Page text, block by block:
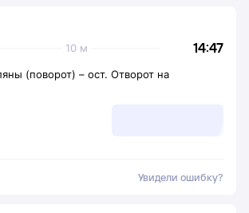
14:47
10 м
(поворот) – ост. Отворот на
Увидели ошибку?